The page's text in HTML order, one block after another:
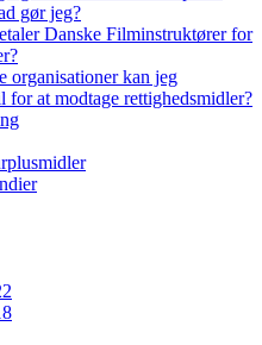
gør jeg?
Danske Filminstruktører for
organisationer kan jeg
for at modtage rettighedsmidler?